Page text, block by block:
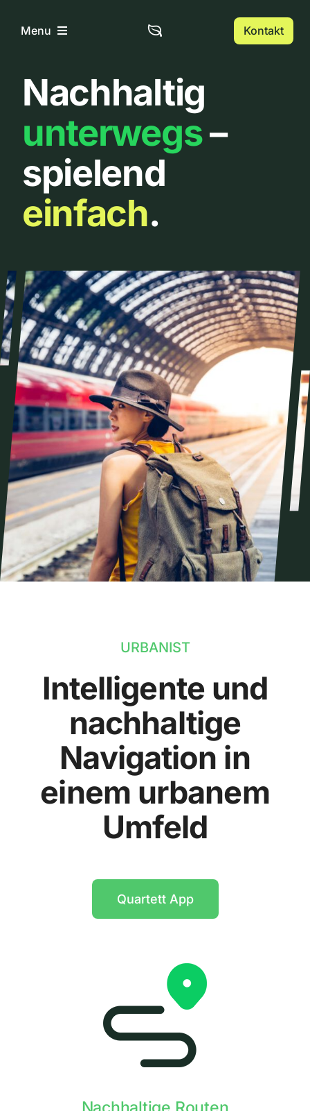
InhaltMenu
Home
Über uns
Urbanlist
Kontakt
Nachhaltig
unterwegs–
spielend
einfach.
URBANIST
Intelligente und
nachhaltige
Navigation in
einem urbanem
Umfeld
Quartett App